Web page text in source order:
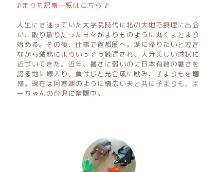
♪まりも記事一覧はこちら ♪
人生にさ迷っていた大学院時代に北の大地で摂理に出会
い、散り散りだった日々がまりものように丸くまとまり
始める。その後、仕事で首都圏へ。湖に帰りたいと泣き
ながら激務によりいっそう練達され、大分美しい球状に
近づいてきた。近年、暑さに弱いのに日本有数の暑さを
誇る地に嫁入り。負けじと光合成に励み、子まりもを増
殖。現在は阿寒湖のように懐広い夫と共に子まりも、ま
ーちゃんの育児に奮闘中。